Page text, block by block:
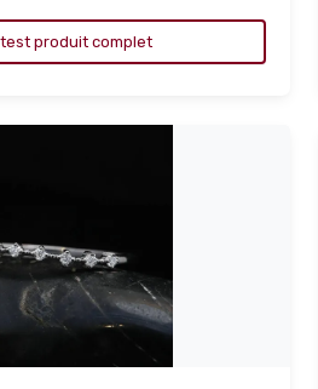
produit complet